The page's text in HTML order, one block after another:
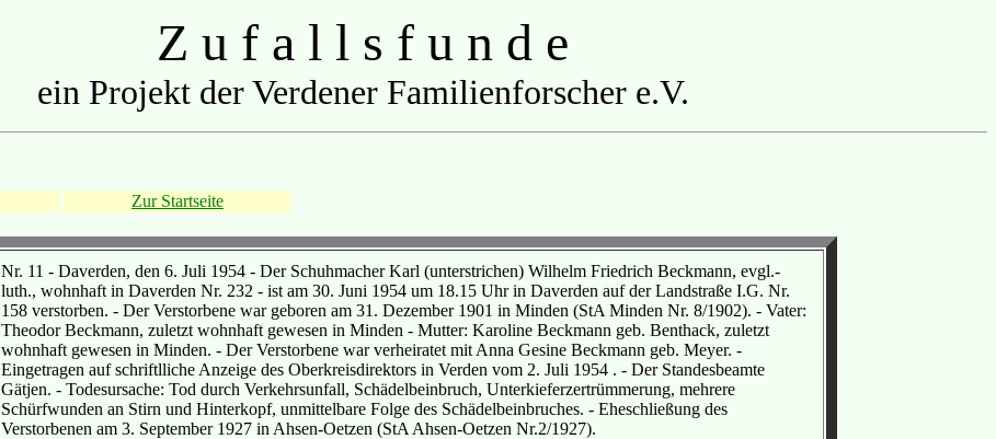
Z u f a l l s f u n d e
ein Projekt der Verdener Familienforscher e.V.
Zur Startseite
Nr. 11 - Daverden, den 6. Juli 1954 - Der Schuhmacher Karl (unterstrichen) Wilhelm Friedrich Beckmann, evgl.-
luth., wohnhaft in Daverden Nr. 232 - ist am 30. Juni 1954 um 18.15 Uhr in Daverden auf der Landstraße I.G. Nr.
158 verstorben. - Der Verstorbene war geboren am 31. Dezember 1901 in Minden (StA Minden Nr. 8/1902). - Vater:
Theodor Beckmann, zuletzt wohnhaft gewesen in Minden - Mutter: Karoline Beckmann geb. Benthack, zuletzt
wohnhaft gewesen in Minden. - Der Verstorbene war verheiratet mit Anna Gesine Beckmann geb. Meyer. -
Eingetragen auf schriftlliche Anzeige des Oberkreisdirektors in Verden vom 2. Juli 1954 . - Der Standesbeamte
Gätjen. - Todesursache: Tod durch Verkehrsunfall, Schädelbeinbruch, Unterkieferzertrümmerung, mehrere
Schürfwunden an Stirn und Hinterkopf, unmittelbare Folge des Schädelbeinbruches. - Eheschließung des
Verstorbenen am 3. September 1927 in Ahsen-Oetzen (StA Ahsen-Oetzen Nr.2/1927).